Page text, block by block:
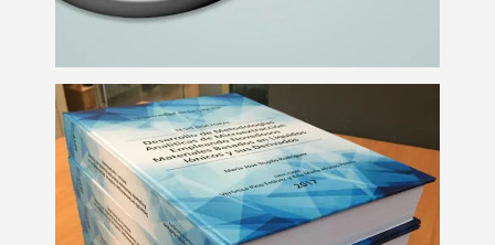
Impresión y